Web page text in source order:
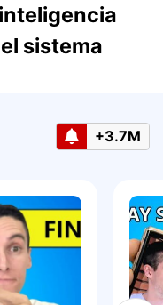
sistema
+3.7M